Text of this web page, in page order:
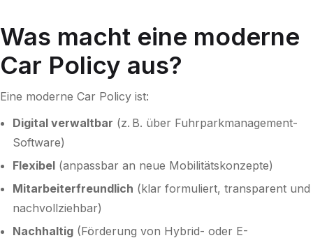
Was macht eine moderne
Car Policy aus?
Eine moderne Car Policy ist:
Digital verwaltbar (z. B. über Fuhrparkmanagement-
Software)
Flexibel (anpassbar an neue Mobilitätskonzepte)
Mitarbeiterfreundlich (klar formuliert, transparent und
nachvollziehbar)
Nachhaltig (Förderung von Hybrid- oder E-